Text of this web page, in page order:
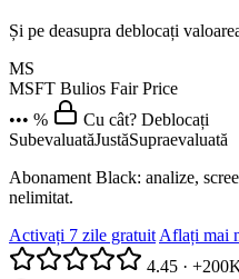
Și pe deasupra deblocați
MS
MSFT Bulios Fair Price
••• %
Cu cât? Deblocați
SubevaluatăJustăSupraevaluată
Abonament Black: analize,
nelimitat.
Activați 7 zile gratuit Aflați mai
4.45 ·